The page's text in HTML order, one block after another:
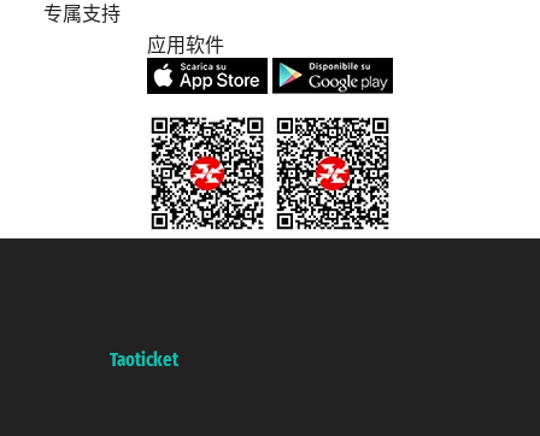
专属支持
应用软件
Taoticket